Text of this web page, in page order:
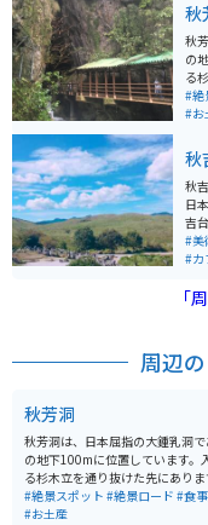
感
の
す
窟
る
秋
秋
の
る
m
光
洞
別天
形
し
験
す。 一般入洞時間が終了した19時からは、秋
ロ
を
#絶
#お
秋
秋
日
吉
て
は
地
#美
#カ
「
周辺
秋芳洞
秋芳洞は、日本屈指の大鍾乳洞
の地下100mに位置しています。
る杉木立を通り抜けた先にあり
m、四季を通じて温度が17℃で一
光することができます。洞内には
#絶景スポット #絶景ロード #食
#お土産